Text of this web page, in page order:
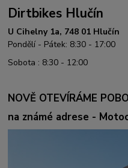
Dirtbikes Hlučín
U Cihelny 1a, 748 01 Hlučín
Pondělí - Pátek: 8:30 - 17:00
Sobota : 8:30 - 12:00
NOVĚ OTEVÍRÁME
na známé adrese -